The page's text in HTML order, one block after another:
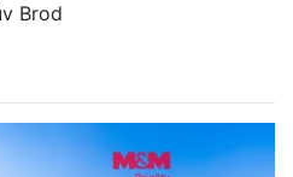
Brod